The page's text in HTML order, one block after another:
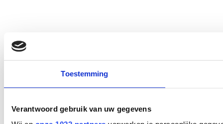
Toestemming
Verantwoord gebruik van uw gegevens